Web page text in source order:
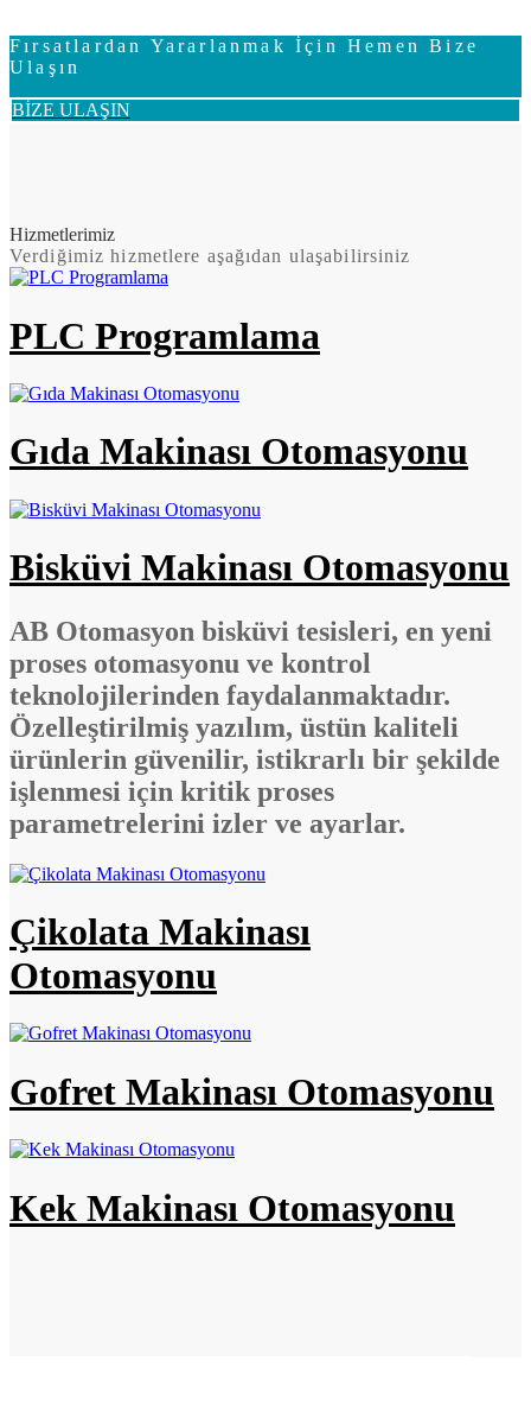
Fırsatlardan Yararlanmak İçin Hemen Bize
Ulaşın
BİZE ULAŞIN
Hizmetlerimiz
Verdiğimiz hizmetlere aşağıdan ulaşabilirsiniz
PLC Programlama
Gıda Makinası Otomasyonu
Bisküvi Makinası Otomasyonu
AB Otomasyon bisküvi tesisleri, en yeni
proses otomasyonu ve kontrol
teknolojilerinden faydalanmaktadır.
Özelleştirilmiş yazılım, üstün kaliteli
ürünlerin güvenilir, istikrarlı bir şekilde
işlenmesi için kritik proses
parametrelerini izler ve ayarlar.
Çikolata Makinası
Otomasyonu
Gofret Makinası Otomasyonu
Kek Makinası Otomasyonu